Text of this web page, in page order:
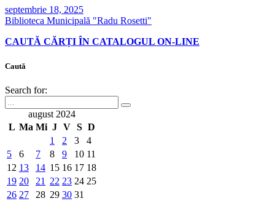
septembrie 18, 2025
Biblioteca Municipală "Radu Rosetti"
CAUTĂ CĂRȚI ÎN CATALOGUL ON-LINE
Caută
Search for:
august 2024
L Ma Mi J V S D
1
2 3
4
5
6 7 8 9 10 11
12 13 14 15 16 17 18
19 20 21 22 23 24 25
26 27 28 29 30 31